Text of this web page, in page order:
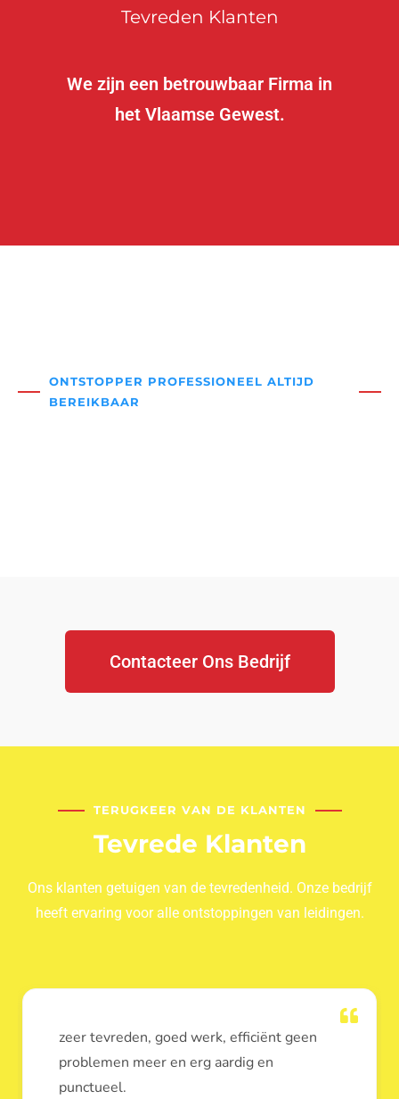
Tevreden Klanten
We zijn een betrouwbaar Firma in
het Vlaamse Gewest.
ONTSTOPPER PROFESSIONEEL ALTIJD
BEREIKBAAR
Contacteer Ons Bedrijf
TERUGKEER VAN DE KLANTEN
Tevrede Klanten
Ons klanten getuigen van de tevredenheid. Onze bedrijf
heeft ervaring voor alle ontstoppingen van leidingen.
Dank u voor de ontstopping van wc, werd
heel goed uitgevoerd, door de loodgieters
ontstoppers services janssens.